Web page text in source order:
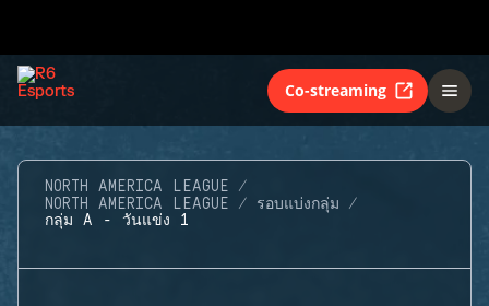
Co-streaming
NORTH AMERICA LEAGUE
NORTH AMERICA LEAGUE
รอบแบ่งกลุ่ม
กลุ่ม A - วันแข่ง 1